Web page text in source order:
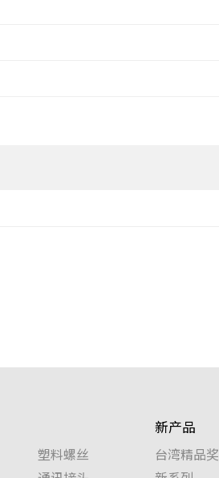
塑料螺丝
新产品
台湾精品奖